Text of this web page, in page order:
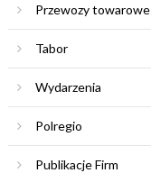
Przewozy towarowe
Tabor
Wydarzenia
Polregio
Publikacje Firm